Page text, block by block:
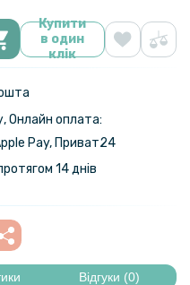
Купити
в один
клік
Онлайн оплата:
Pay, Приват24
14 днів
Відгуки (0)